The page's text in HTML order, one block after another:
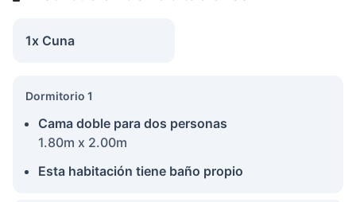
1x Cuna
Dormitorio 1
Cama doble para dos personas
1.80m x 2.00m
Esta habitación tiene baño propio